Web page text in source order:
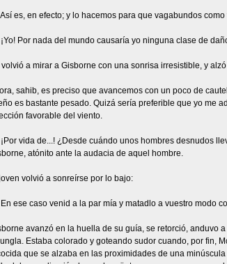
es, en efecto; y lo hacemos para que vagabundos
Por nada del mundo causaría yo ninguna clase de
volvió a mirar a Gisborne con una sonrisa irresistible, y
sahib, es preciso que avancemos con un poco de
es bastante pesado. Quizá sería preferible que yo me
favorable del viento.
vida de...! ¿Desde cuándo unos hombres desnudos
atónito ante la audacia de aquel hombre.
volvió a sonreírse por lo bajo:
ese caso venid a la par mía y matadlo a vuestro modo
avanzó en la huella de su guía, se retorció, anduvo
Estaba colorado y goteando sudor cuando, por fin,
que se alzaba en las proximidades de una